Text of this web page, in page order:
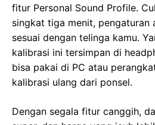
fitur Personal Sound Profile.
singkat tiga menit, pengaturan
sesuai dengan telinga kamu.
kalibrasi ini tersimpan di
bisa pakai di PC atau
kalibrasi ulang dari ponsel.
Dengan segala fitur canggih,